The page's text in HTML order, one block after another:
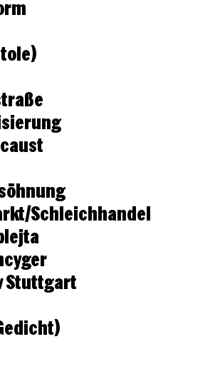
Schleichhandel
Stuttgart